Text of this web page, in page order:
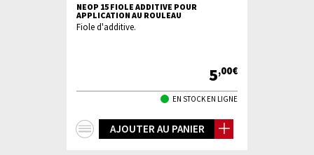
NEOP 15 FIOLE ADDITIVE POUR
APPLICATION AU ROULEAU
Fiole d'additive.
5,00€
EN STOCK EN LIGNE
AJOUTER AU PANIER